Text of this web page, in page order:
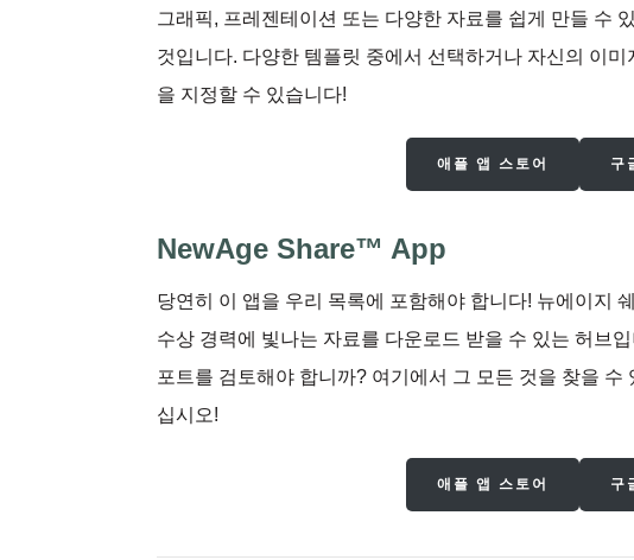
그래픽, 프레젠테이션 또는 다양한 자료를 쉽게 만들 수
것입니다. 다양한 템플릿 중에서 선택하거나 자신의 이
을 지정할 수 있습니다!
애플 앱 스토어 구
NewAge Share™ App
당연히 이 앱을 우리 목록에 포함해야 합니다! 뉴에이지
수상 경력에 빛나는 자료를 다운로드 받을 수 있는 허브
포트를 검토해야 합니까? 여기에서 그 모든 것을 찾을 수
십시오!
애플 앱 스토어 구